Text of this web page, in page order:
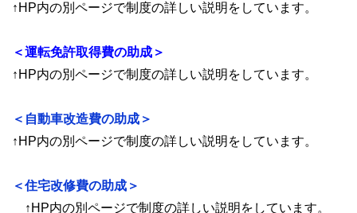
↑HP内の別ページで制度の詳しい説明をしています。
＜運転免許取得費の助成＞
↑HP内の別ページで制度の詳しい説明をしています。
＜自動車改造費の助成＞
↑HP内の別ページで制度の詳しい説明をしています。
＜住宅改修費の助成＞
↑HP内の別ページで制度の詳しい説明をしています。